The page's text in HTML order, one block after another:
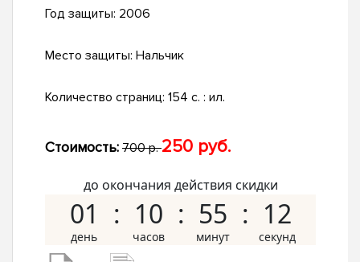
Год защиты: 2006
Место защиты: Нальчик
Количество страниц: 154 с. : ил.
Стоимость: 700 р.250 руб.
до окончания действия скидки
01 10 55 11